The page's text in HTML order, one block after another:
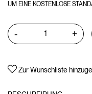
UM EINE KOSTENLOSE
- +
Zur Wunschliste